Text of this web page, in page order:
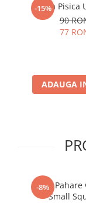
-15%
Cana Pisica
90
77
ADAUGA
-8%
Set 6
Small